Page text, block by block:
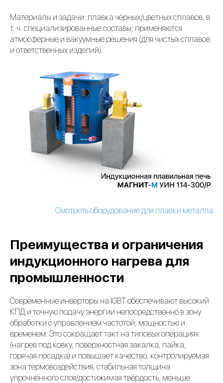
Материалы и задачи: плавка чёрных/цветных сплавов, в
т. ч. специализированные составы; применяются
атмосферные и вакуумные решения (для чистых сплавов
и ответственных изделий).
Смотреть оборудование для плавки металла
Преимущества и ограничения
индукционного нагрева для
промышленности
Современные инверторы на IGBT обеспечивают высокий
КПД и точную подачу энергии непосредственно в зону
обработки с управлением частотой, мощностью и
временем. Это сокращает такт на типовых операциях
(нагрев под ковку, поверхностная закалка, пайка,
горячая посадка) и повышает качество: контролируемая
зона термовоздействия, стабильная толщина
упрочнённого слоя/достижимая твёрдость, меньше